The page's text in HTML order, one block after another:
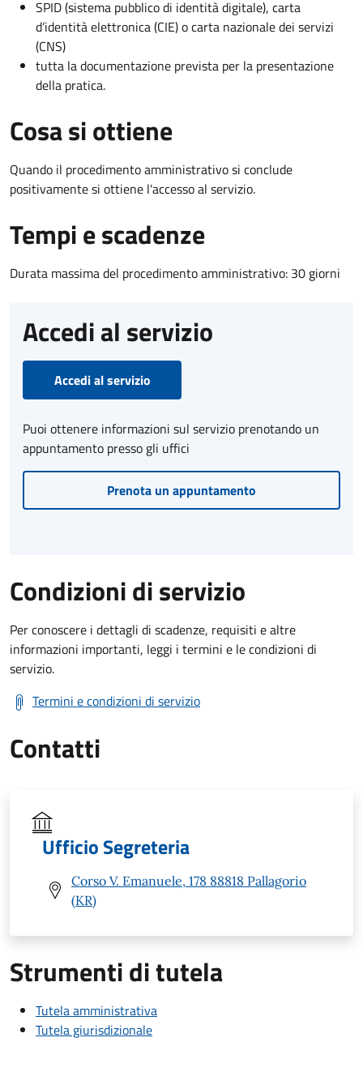
SPID (sistema pubblico di identità digitale), carta
d’identità elettronica (CIE) o carta nazionale dei servizi
(CNS)
tutta la documentazione prevista per la presentazione
della pratica.
Cosa si ottiene
Quando il procedimento amministrativo si conclude
positivamente si ottiene l'accesso al servizio.
Tempi e scadenze
Durata massima del procedimento amministrativo: 30 giorni
Accedi al servizio
Accedi al servizio
Puoi ottenere informazioni sul servizio prenotando un
appuntamento presso gli uffici
Prenota un appuntamento
Condizioni di servizio
Per conoscere i dettagli di scadenze, requisiti e altre
informazioni importanti, leggi i termini e le condizioni di
servizio.
Termini e condizioni di servizio
Contatti
Ufficio Segreteria
Corso V. Emanuele, 178 88818 Pallagorio
(KR)
Strumenti di tutela
Tutela amministrativa
Tutela giurisdizionale